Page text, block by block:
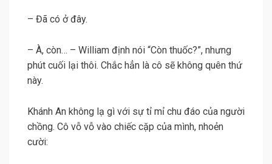
– Đã có ở đây.
– À, còn… – William định nói “Còn thuốc?”, nhưng
phút cuối lại thôi. Chắc hẳn là cô sẽ không quên thứ
này.
Khánh An không lạ gì với sự tỉ mỉ chu đáo của người
chồng. Cô vỗ vỗ vào chiếc cặp của mình, nhoẻn
cười: